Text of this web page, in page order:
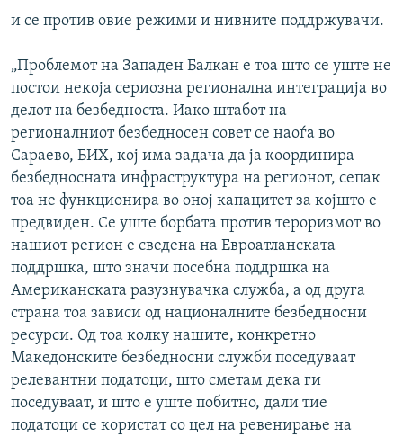
и се против овие режими и нивните поддржувачи.
„Проблемот на Западен Балкан е тоа што се уште не
постои некоја сериозна регионална интеграција во
делот на безбедноста. Иако штабот на
регионалниот безбедносен совет се наоѓа во
Сараево, БИХ, кој има задача да ја координира
безбедносната инфраструктура на регионот, сепак
тоа не функционира во оној капацитет за којшто е
предвиден. Се уште борбата против тероризмот во
нашиот регион е сведена на Евроатланската
поддршка, што значи посебна поддршка на
Американската разузнувачка служба, а од друга
страна тоа зависи од националните безбедносни
ресурси. Од тоа колку нашите, конкретно
Македонските безбедносни служби поседуваат
релевантни податоци, што сметам дека ги
поседуваат, и што е уште побитно, дали тие
податоци се користат со цел на ревенирање на